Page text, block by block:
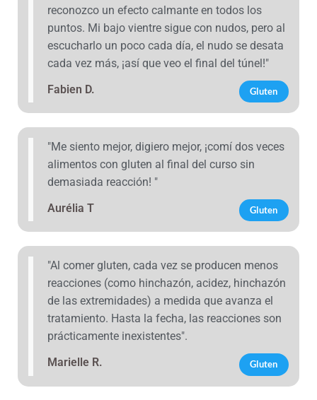
reconozco un efecto calmante en todos los
puntos. Mi bajo vientre sigue con nudos, pero al
escucharlo un poco cada día, el nudo se desata
cada vez más, ¡así que veo el final del túnel!"
Fabien D.
Gluten
"Me siento mejor, digiero mejor, ¡comí dos veces
alimentos con gluten al final del curso sin
demasiada reacción! "
Aurélia T
Gluten
"Al comer gluten, cada vez se producen menos
reacciones (como hinchazón, acidez, hinchazón
de las extremidades) a medida que avanza el
tratamiento. Hasta la fecha, las reacciones son
prácticamente inexistentes".
Marielle R.
Gluten